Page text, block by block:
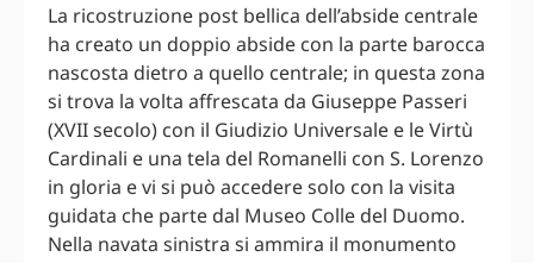
La ricostruzione post bellica dell’abside centrale
ha creato un doppio abside con la parte barocca
nascosta dietro a quello centrale; in questa zona
si trova la volta affrescata da Giuseppe Passeri
(XVII secolo) con il Giudizio Universale e le Virtù
Cardinali e una tela del Romanelli con S. Lorenzo
in gloria e vi si può accedere solo con la visita
guidata che parte dal Museo Colle del Duomo.
Nella navata sinistra si ammira il monumento